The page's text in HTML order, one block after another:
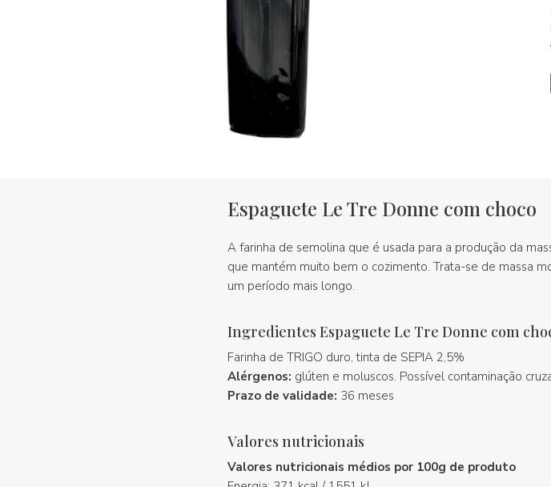
Espaguete Le Tre Donne com choco
A farinha de semolina que é usada para a produção da
que mantém muito bem o cozimento. Trata-se de massa
um período mais longo.
Ingredientes Espaguete Le Tre Donne com
Farinha de TRIGO duro, tinta de SEPIA 2,5%
Alérgenos: glúten e moluscos. Possível contaminação
Prazo de validade: 36 meses
Valores nutricionais
Valores nutricionais médios por 100g de produto